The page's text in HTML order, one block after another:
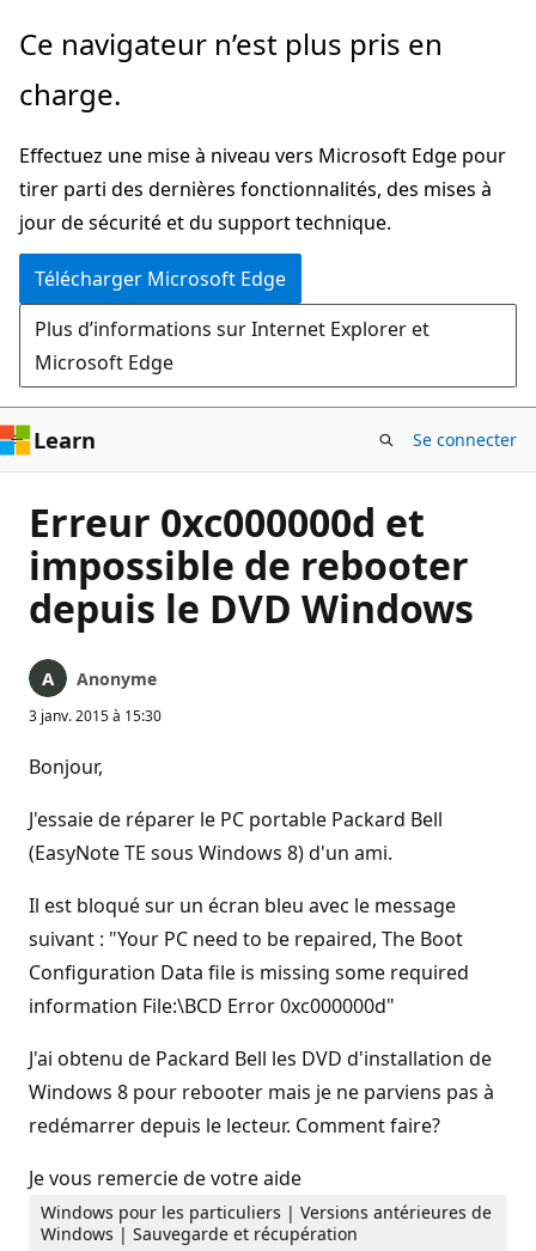
Passer
directement
au
principal
Ce navigateur n’est plus pris en
charge.
Effectuez une mise à niveau vers Microsoft Edge pour
tirer parti des dernières fonctionnalités, des mises à
jour de sécurité et du support technique.
Télécharger Microsoft Edge
Plus d’informations sur Internet Explorer et
Microsoft Edge
Learn Se connecter
Erreur 0xc000000d et
impossible de rebooter
depuis le DVD Windows
Anonyme
3 janv. 2015 à 15:30
Bonjour,
J'essaie de réparer le PC portable Packard Bell
(EasyNote TE sous Windows 8) d'un ami.
Il est bloqué sur un écran bleu avec le message
suivant : "Your PC need to be repaired, The Boot
Configuration Data file is missing some required
information File:\BCD Error 0xc000000d"
J'ai obtenu de Packard Bell les DVD d'installation de
Windows 8 pour rebooter mais je ne parviens pas à
redémarrer depuis le lecteur. Comment faire?
Je vous remercie de votre aide
Windows pour les particuliers | Versions antérieures de
Windows | Sauvegarde et récupération